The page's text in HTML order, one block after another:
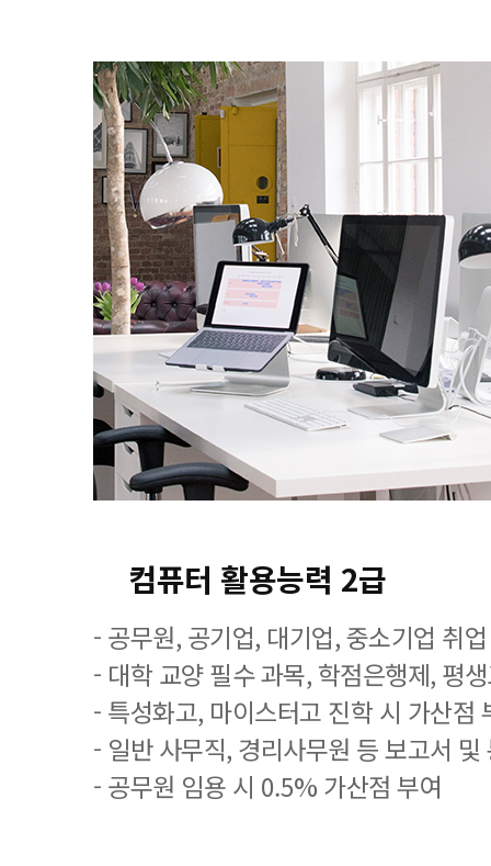
컴퓨터 활용능력 2급
- 공무원, 공기업, 대기업, 중소기업 취
- 대학 교양 필수 과목, 학점은행제, 평
- 특성화고, 마이스터고 진학 시 가산점
- 일반 사무직, 경리사무원 등 보고서 및
- 공무원 임용 시 0.5% 가산점 부여